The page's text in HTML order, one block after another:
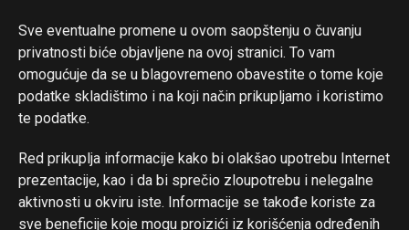
Sve eventualne promene u ovom saopštenju o čuvanju
privatnosti biće objavljene na ovoj stranici. To vam
omogućuje da se u blagovremeno obavestite o tome koje
podatke skladištimo i na koji način prikupljamo i koristimo
te podatke.
Red prikuplja informacije kako bi olakšao upotrebu Internet
prezentacije, kao i da bi sprečio zloupotrebu i nelegalne
aktivnosti u okviru iste. Informacije se takođe koriste za
sve beneficije koje mogu proizići iz korišćenja određenih